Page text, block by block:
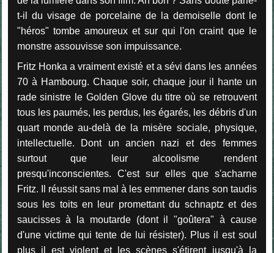
t-il du visage de porcelaine de la demoiselle dont le
"héros" tombe amoureux et sur qui l'on craint que le
monstre assouvisse son impuissance.
Fritz Honka a vraiment existé et a sévi dans les années
70 à Hambourg. Chaque soir, chaque jour il hante un
rade sinistre le Golden Glove du titre où se retrouvent
tous les paumés, les perdus, les égarés, les débris d'un
quart monde au-delà de la misère sociale, physique,
intellectuelle. Dont un ancien nazi et des femmes
surtout que leur alcoolisme rendent
presqu'inconscientes. C'est sur elles que s'acharne
Fritz. Il réussit sans mal à les emmener dans son taudis
sous les toits en leur promettant du schnaptz et des
saucisses à la moutarde (dont il "goûtera" à cause
d'une victime qui tente de lui résister). Plus il est soul
plus il est violent et les scènes s'étirent jusqu'à la